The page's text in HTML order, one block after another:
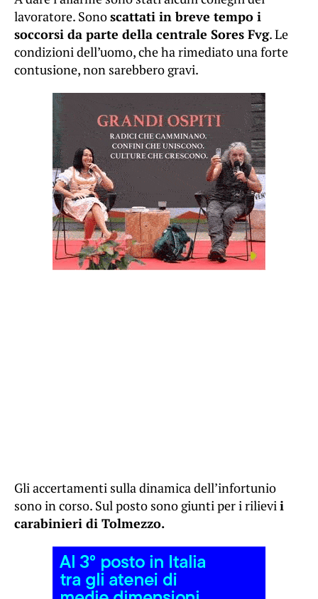
lavoratore. Sonoscattati in breve tempo i
soccorsi da parte della centrale Sores Fvg. Le
condizioni dell’uomo, che ha rimediato una forte
contusione, non sarebbero gravi.
Gli accertamenti sulla dinamica dell’infortunio
sono in corso. Sul posto sono giunti per i rilievii
carabinieri di Tolmezzo.